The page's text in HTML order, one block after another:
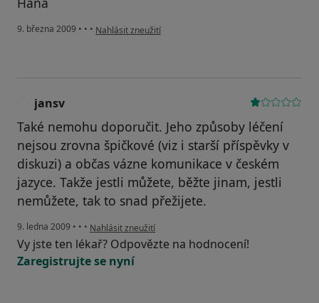
9. března 2009 • • • podle názoru uživatele Hana
Nahlásit zneužití
jansv
Také nemohu doporučit. Jeho způsoby léčení
nejsou zrovna špičkové (viz i starší příspěvky v
diskuzi) a občas vázne komunikace v českém
jazyce. Takže jestli můžete, běžte jinam, jestli
nemůžete, tak to snad přežijete.
9. ledna 2009 • • • podle názoru uživatele jansv
Nahlásit zneužití
Vy jste ten lékař? Odpovězte na hodnocení!
Zaregistrujte se nyní